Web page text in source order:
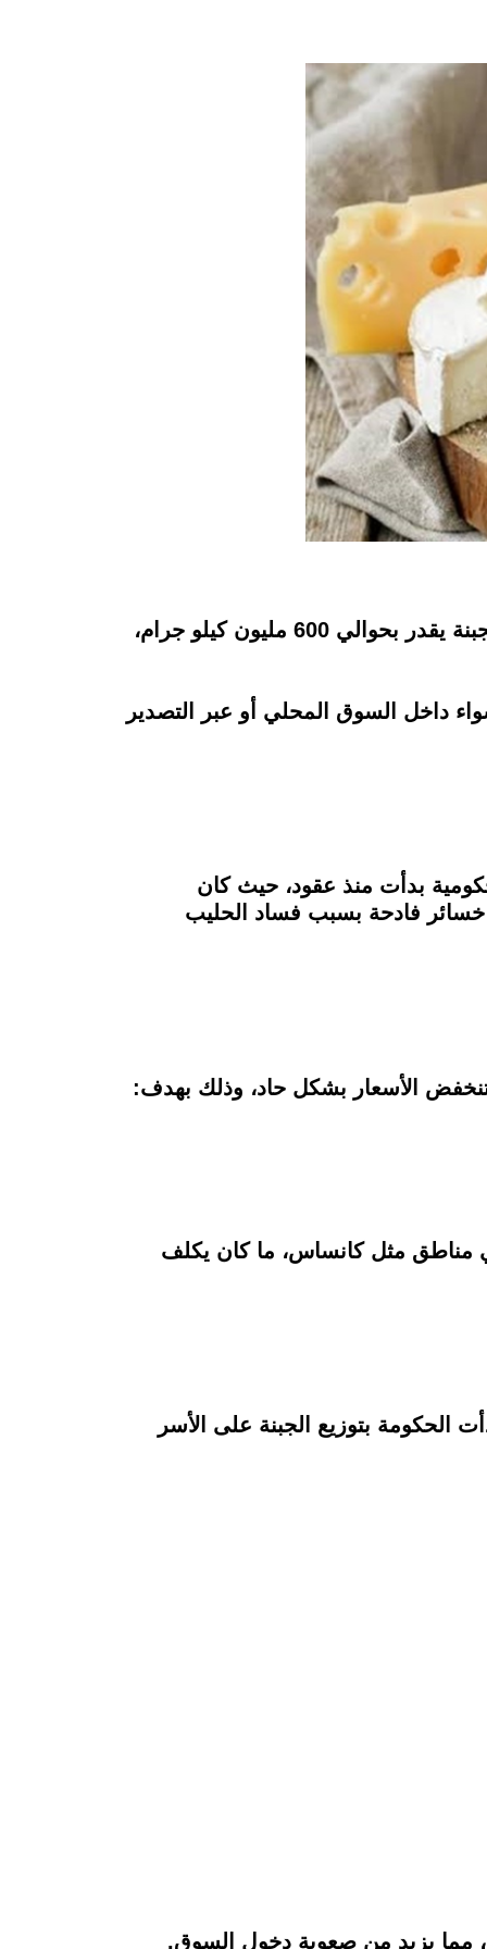
تواجه الشركات في الولايات المتحدة الأمريكية مشكلة غير مسبوقة تتمثل في فائض هائل من الجبنة يقدر بحوالي 600 مليون كيلو جرام،
داخل السوق المحلي أو عبر التصدير
بدأت منذ عقود، حيث كان
خسائر فادحة بسبب فساد الحليب
مناطق مثل كانساس، ما كان يكلف
بتوزيع الجبنة على الأسر
مما يزيد من صعوبة دخول السوق.